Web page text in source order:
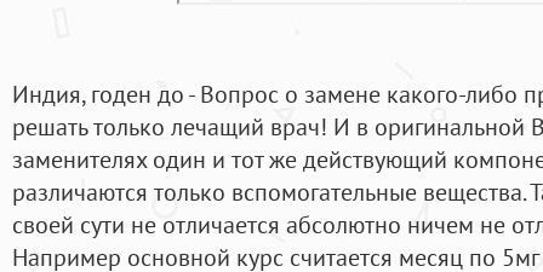
Индия, годен до - Вопрос о замене какого-либо
решать только лечащий врач! И в оригинальной
заменителях один и тот же действующий
различаются только вспомогательные
своей сути не отличается абсолютно ничем не
Например основной курс считается месяц по